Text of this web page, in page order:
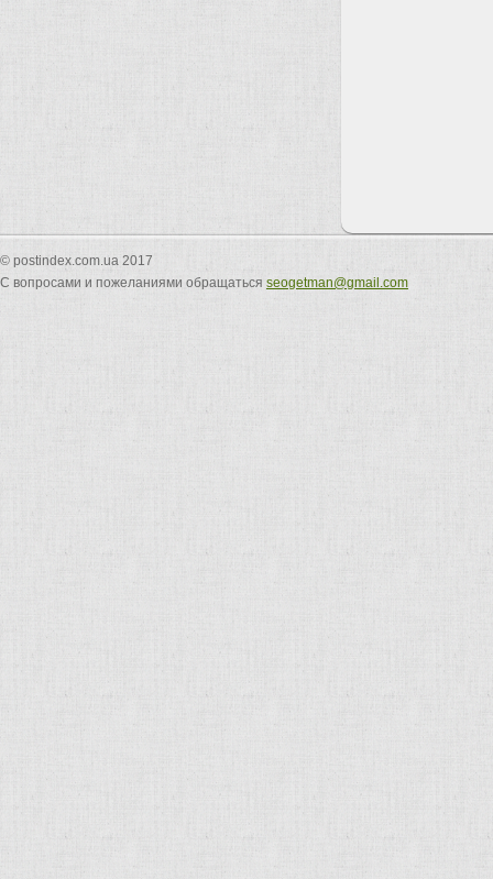
© postindex.com.ua 2017
С вопросами и пожеланиями обращаться seogetman@gmail.com